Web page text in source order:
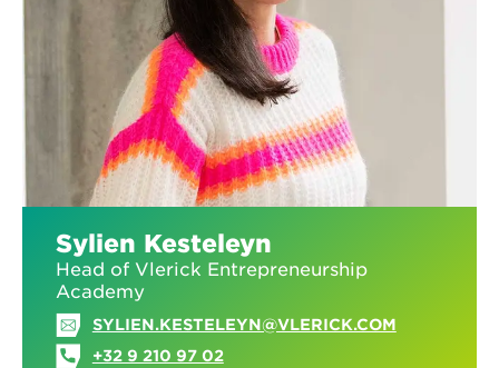
Sylien Kesteleyn
Head of Vlerick Entrepreneurship
Academy
SYLIEN.KESTELEYN@VLERICK.COM
+32 9 210 97 02